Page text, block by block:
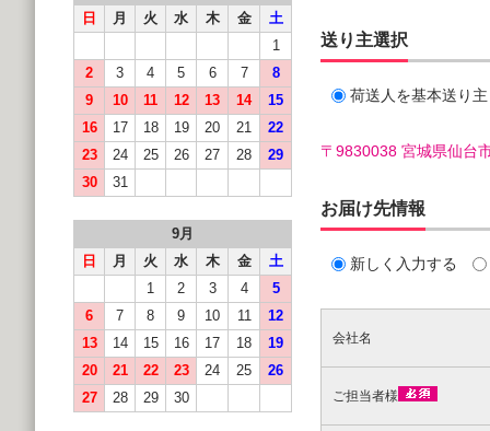
送り主選択
荷送人を基本送り
〒9830038 宮城県仙台
お届け先情報
新しく入力する
会社名
ご担当者様
日
月 火 水 木 金
土
1
2
3 4 5 6 7
8
9
10 11 12 13 14
15
16
17 18 19 20 21
22
23
24 25 26 27 28
29
30
31
9月
日
月 火 水 木 金
土
1
2 3 4
5
6
7 8 9 10 11
12
13
14 15 16 17 18
19
20
21 22 23 24 25
26
27
28 29 30